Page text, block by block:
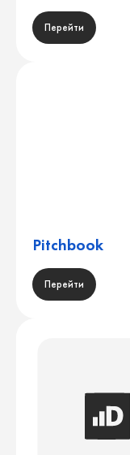
Перейти
Pitchbook
Перейти